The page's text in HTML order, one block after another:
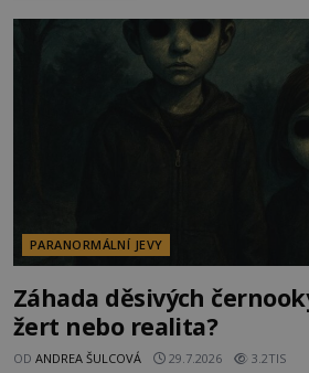
vyhýbají! Už jste o těchto lesích
byste se je navštívit?
PARANORMÁLNÍ JEVY
Záhada děsivých
žert nebo realita?
OD ANDREA ŠULCOVÁ 29.7.2026 3.2TIS